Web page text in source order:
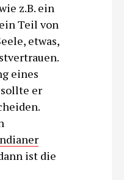
z.B. ein
Teil von
etwas,
eines
er
ist die